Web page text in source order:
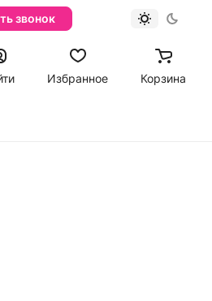
звонок
Избранное Корзина